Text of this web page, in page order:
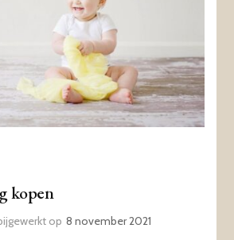
kopen
op 8 november 2021